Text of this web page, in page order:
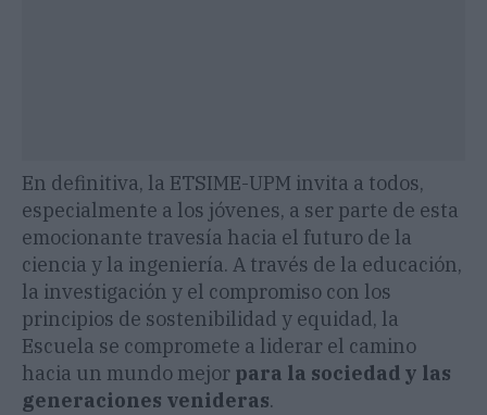
En definitiva, la ETSIME-UPM invita a todos,
especialmente a los jóvenes, a ser parte de esta
emocionante travesía hacia el futuro de la
ciencia y la ingeniería. A través de la educación,
la investigación y el compromiso con los
principios de sostenibilidad y equidad, la
Escuela se compromete a liderar el camino
hacia un mundo mejor para la sociedad y las
generaciones venideras.